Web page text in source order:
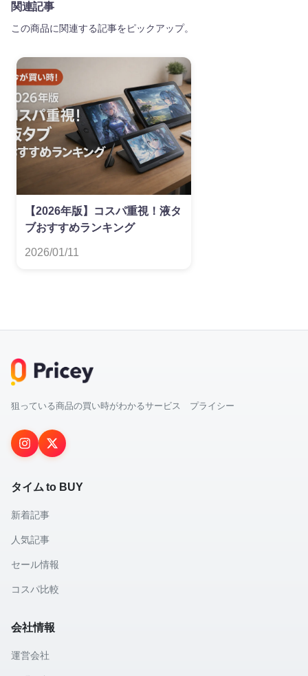
関連記事
この商品に関連する記事をピックアップ。
【2026年版】コスパ重視！液タ
ブおすすめランキング
2026/01/11
狙っている商品の買い時がわかるサービス プライシー
タイム to BUY
新着記事
人気記事
セール情報
コスパ比較
会社情報
運営会社